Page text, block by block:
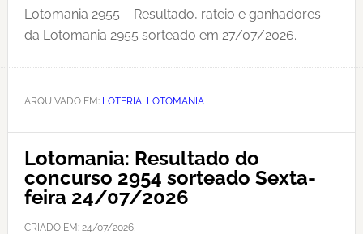
Lotomania 2955 – Resultado, rateio e ganhadores
da Lotomania 2955 sorteado em 27/07/2026.
ARQUIVADO EM: LOTERIA, LOTOMANIA
Lotomania: Resultado do
concurso 2954 sorteado Sexta-
feira 24/07/2026
CRIADO EM: 24/07/2026,